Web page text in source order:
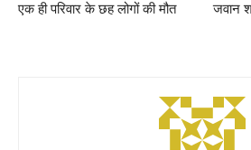
एक ही परिवार के छह लोगों की मौत
जवान